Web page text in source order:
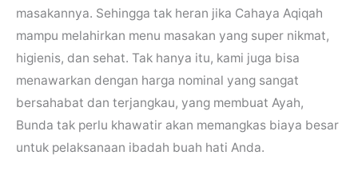
masakannya. Sehingga tak heran jika Cahaya Aqiqah
mampu melahirkan menu masakan yang super nikmat,
higienis, dan sehat. Tak hanya itu, kami juga bisa
menawarkan dengan harga nominal yang sangat
bersahabat dan terjangkau, yang membuat Ayah,
Bunda tak perlu khawatir akan memangkas biaya besar
untuk pelaksanaan ibadah buah hati Anda.